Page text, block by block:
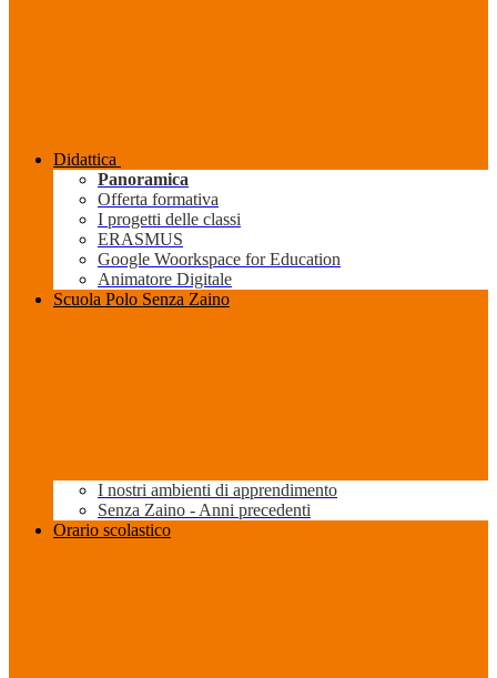
Didattica
Panoramica
Offerta formativa
I progetti delle classi
ERASMUS
Google Woorkspace for Education
Animatore Digitale
Scuola Polo Senza Zaino
I nostri ambienti di apprendimento
Senza Zaino - Anni precedenti
Orario scolastico